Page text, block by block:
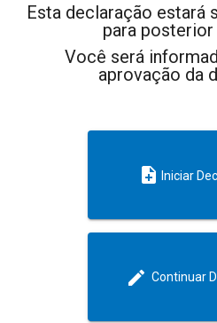
Esta declaração estará
para
Você será
aprovação da
note_add Iniciar
edit Continuar